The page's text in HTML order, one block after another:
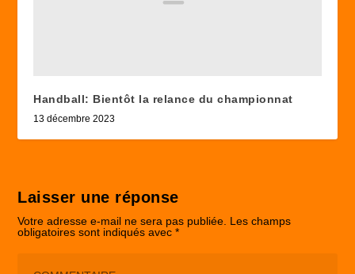
Handball: Bientôt la relance du championnat
13 décembre 2023
Laisser une réponse
Votre adresse e-mail ne sera pas publiée. Les champs
obligatoires sont indiqués avec*